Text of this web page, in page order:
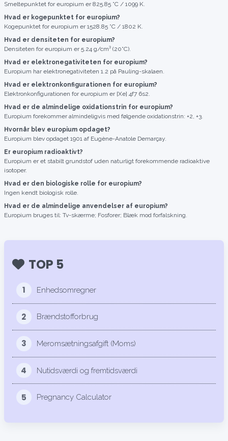
Smeltepunktet for europium er 825.85 °C / 1099 K.
Hvad er kogepunktet for europium?
Kogepunktet for europium er 1528.85 °C / 1802 K.
Hvad er densiteten for europium?
Densiteten for europium er 5.24 g/cm³ (20°C).
Hvad er elektronegativiteten for europium?
Europium har elektronegativiteten 1.2 på Pauling-skalaen.
Hvad er elektronkonfigurationen for europium?
Elektronkonfigurationen for europium er [Xe] 4f7 6s2.
Hvad er de almindelige oxidationstrin for europium?
Europium forekommer almindeligvis med følgende oxidationstrin: +2, +3.
Hvornår blev europium opdaget?
Europium blev opdaget 1901 af Eugène-Anatole Demarçay.
Er europium radioaktivt?
Europium er et stabilt grundstof uden naturligt forekommende radioaktive
isotoper.
Hvad er den biologiske rolle for europium?
Ingen kendt biologisk rolle.
Hvad er de almindelige anvendelser af europium?
Europium bruges til: Tv-skærme; Fosforer; Blæk mod forfalskning.
TOP 5
1 Enhedsomregner
2 Brændstofforbrug
3 Meromsætningsafgift (Moms)
4 Nutidsværdi og fremtidsværdi
5 Pregnancy Calculator